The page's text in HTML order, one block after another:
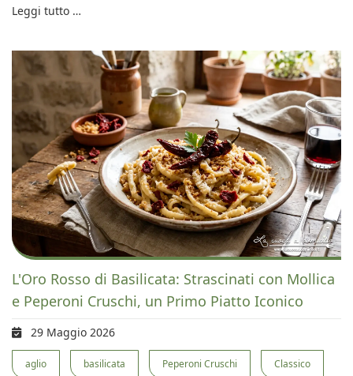
Leggi tutto …
L'Oro Rosso di Basilicata: Strascinati con Mollica
e Peperoni Cruschi, un Primo Piatto Iconico
29 Maggio 2026
aglio basilicata Peperoni Cruschi Classico